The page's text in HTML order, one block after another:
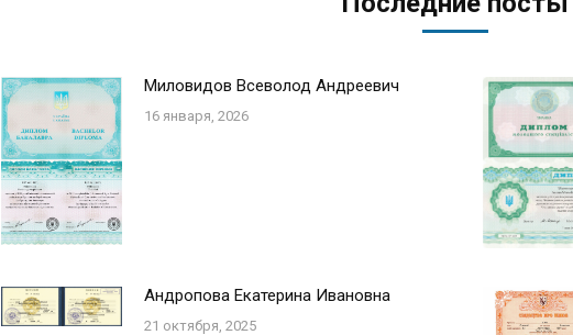
Миловидов Всеволод Андреевич
16 января, 2026
Андропова Екатерина Ивановна
21 октября, 2025